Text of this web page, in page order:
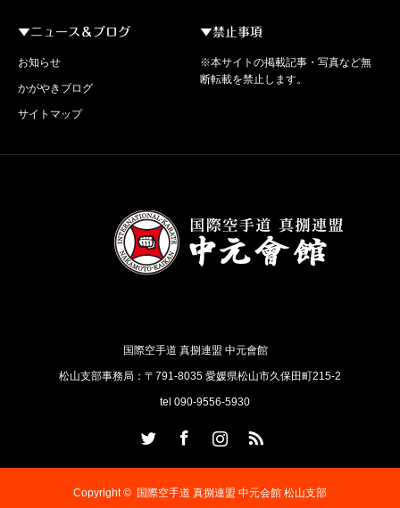
▼ニュース＆ブログ
お知らせ
かがやきブログ
サイトマップ
▼禁止事項
※本サイトの掲載記事・写真など無
断転載を禁止します。
国際空手道 真捌連盟 中元會館
松山支部事務局：〒791-8035 愛媛県松山市久保田町215-2
tel 090-9556-5930
Copyright © 国際空手道 真捌連盟 中元会館 松山支部